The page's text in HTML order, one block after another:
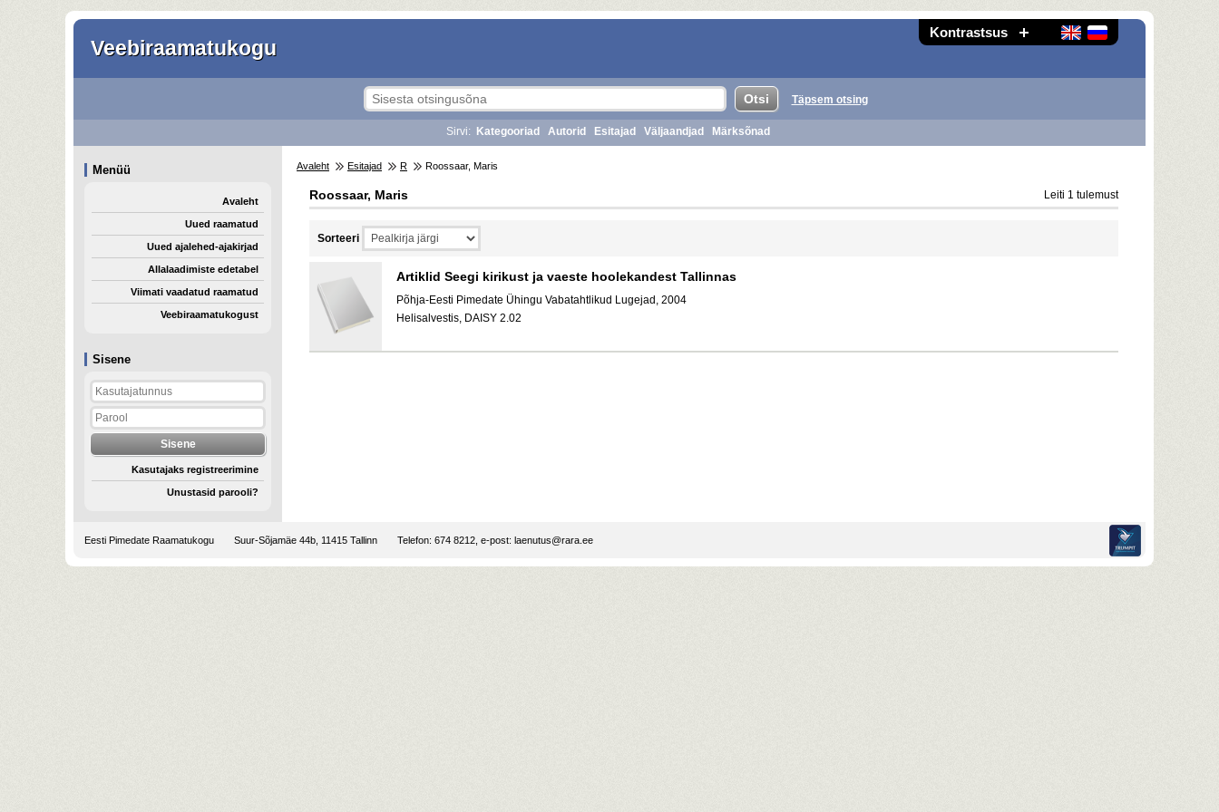
Kontrastsus
Veebiraamatukogu
Sisene
Kasutajaks registreerimine
Unustasid parooli?
Täpsem otsing
Sirvi: Kategooriad Autorid Esitajad Väljaandjad Märksõnad
Menüü
Avaleht
Uued raamatud
Uued ajalehed-ajakirjad
Allalaadimiste edetabel
Viimati vaadatud raamatud
Veebiraamatukogust
Avaleht Esitajad R Roossaar, Maris
Roossaar, Maris Leiti 1 tulemust
Sorteeri
Artiklid Seegi kirikust ja vaeste hoolekandest Tallinnas
Põhja-Eesti Pimedate Ühingu Vabatahtlikud Lugejad, 2004
Helisalvestis, DAISY 2.02
Eesti Pimedate Raamatukogu Suur-Sõjamäe 44b, 11415 Tallinn Telefon: 674 8212, e-post: laenutus@rara.ee